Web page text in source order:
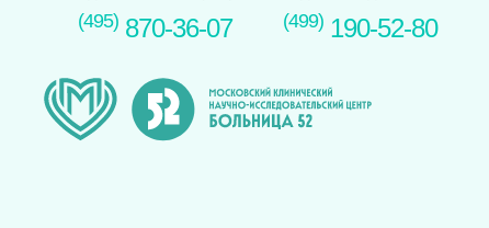
(495)870-36-07 (499) 190-52-80